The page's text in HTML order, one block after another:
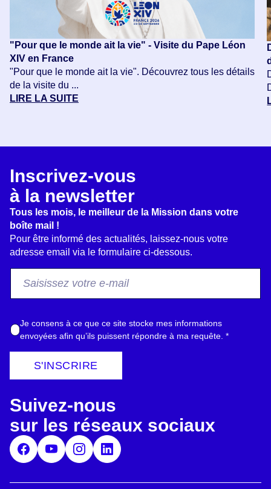
"Pour que le monde ait la vie" - Visite du Pape Léon
XIV en France
"Pour que le monde ait la vie". Découvrez tous les détails
de la visite du ...
LIRE LA SUITE
Inscrivez-vous
à la newsletter
Tous les mois, le meilleur de la Mission dans votre
boîte mail !
Pour être informé des actualités, laissez-nous votre
adresse email via le formulaire ci-dessous.
o
E
a
l
A
c
c
R
P
D
*
Je consens à ce que ce site stocke mes informations
envoyées afin qu’ils puissent répondre à ma requête. *
S'INSCRIRE
Suivez-nous
sur les réseaux sociaux